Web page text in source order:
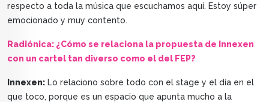
respecto a toda la música que escuchamos aquí. Estoy súper
emocionado y muy contento.
Radiónica: ¿Cómo se relaciona la propuesta de Innexen
con un cartel tan diverso como el del FEP?
Innexen: Lo relaciono sobre todo con el stage y el día en el
que toco, porque es un espacio que apunta mucho a la